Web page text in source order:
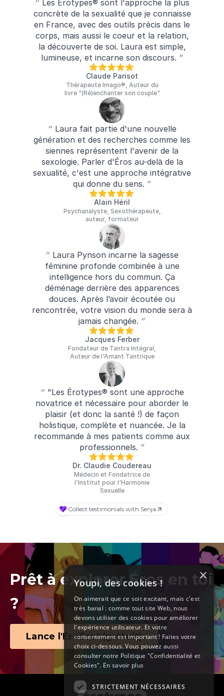
Prêt à explorer Éros en toi
?
Lance l'ÉroTest (gratuit)
×
Youpi, des cookies !
On aimerait que ce soit excitant, mais c'est
très banal : comme tout site Web, nous
devons utiliser des cookies pour améliorer
l'expérience utilisateur. Et votre
consentement est important ! Faites votre
choix ci-dessous. Vous pouvez aussi
consulter notre Politique "Confidentialité et
Cookies". En savoir plus
STRICTEMENT NÉCESSAIRES